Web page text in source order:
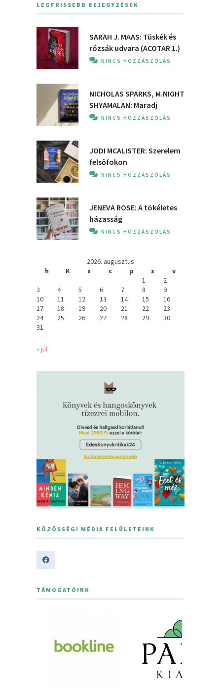
LEGFRISSEBB BEJEGYZÉSEK
SARAH J. MAAS: Tüskék és
rózsák udvara (ACOTAR 1.)
NINCS HOZZÁSZÓLÁS
NICHOLAS SPARKS, M.NIGHT
SHYAMALAN: Maradj
NINCS HOZZÁSZÓLÁS
JODI MCALISTER: Szerelem
felsőfokon
NINCS HOZZÁSZÓLÁS
JENEVA ROSE: A ​tökéletes
házasság
NINCS HOZZÁSZÓLÁS
2026. augusztus
h
K s c p s
v
1
2
3
4 5 6 7 8
9
10
11 12 13 14 15
16
17
18 19 20 21 22
23
24
25 26 27 28 29
30
31
« júl
KÖZÖSSÉGI MÉDIA FELÜLETEINK
TÁMOGATÓINK